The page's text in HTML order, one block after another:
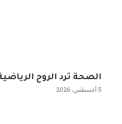
الصحة ترد الروح
5 أغسطس، 2026